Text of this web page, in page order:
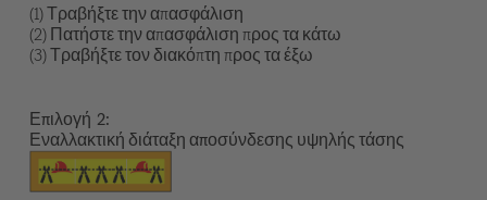
(1) Τραβήξτε την απασφάλιση
(2) Πατήστε την απασφάλιση προς τα κάτω
(3) Τραβήξτε τον διακόπτη προς τα έξω
Επιλογή
Εναλλακτική διάταξη αποσύνδεσης υψηλής τάσης